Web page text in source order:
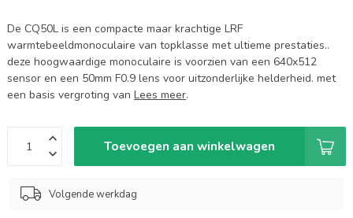
De CQ50L is een compacte maar krachtige LRF
warmtebeeldmonoculaire van topklasse met ultieme prestaties..
deze hoogwaardige monoculaire is voorzien van een 640x512
sensor en een 50mm F0.9 lens voor uitzonderlijke helderheid. met
een basis vergroting van Lees meer.
Toevoegen aan winkelwagen
Volgende werkdag